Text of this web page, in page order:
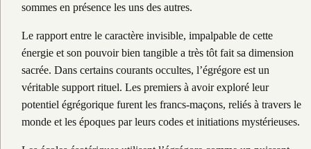
sommes en présence les uns des autres.
Le rapport entre le caractère invisible, impalpable de cette
énergie et son pouvoir bien tangible a très tôt fait sa dimension
sacrée. Dans certains courants occultes, l’égrégore est un
véritable support rituel. Les premiers à avoir exploré leur
potentiel égrégorique furent les francs-maçons, reliés à travers le
monde et les époques par leurs codes et initiations mystérieuses.